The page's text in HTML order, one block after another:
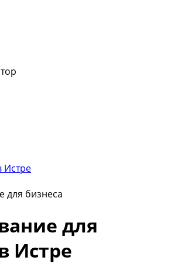
Истре
для бизнеса
для
Истре